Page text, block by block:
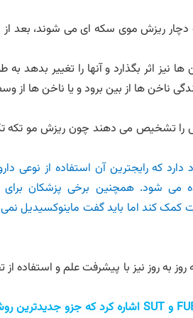
اثر بگذارد و آنها را تغییر بدهد
ناخن ها از بین برود و یا ناخن ها
را تشخیص می دهند چون ریزش مو
که رایجترین آن استفاده از نوعی
می شود. همچنین برخی پزشکان
کند اما باید گفت ماینوکسیدیل نمی
به روز نیز با پیشرفت علم و استفاده از
وSUTاشاره کرد که جزو جدیدترین